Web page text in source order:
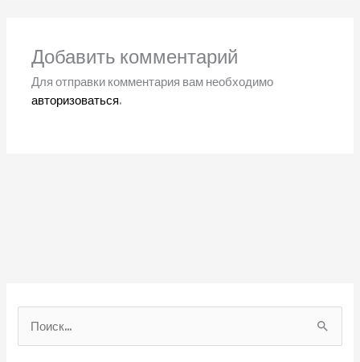
Добавить комментарий
Для отправки комментария вам необходимо
авторизоваться.